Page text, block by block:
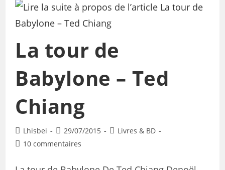
La tour de
Babylone – Ted
Chiang
Lhisbei 29/07/2015
Livres & BD
10 commentaires